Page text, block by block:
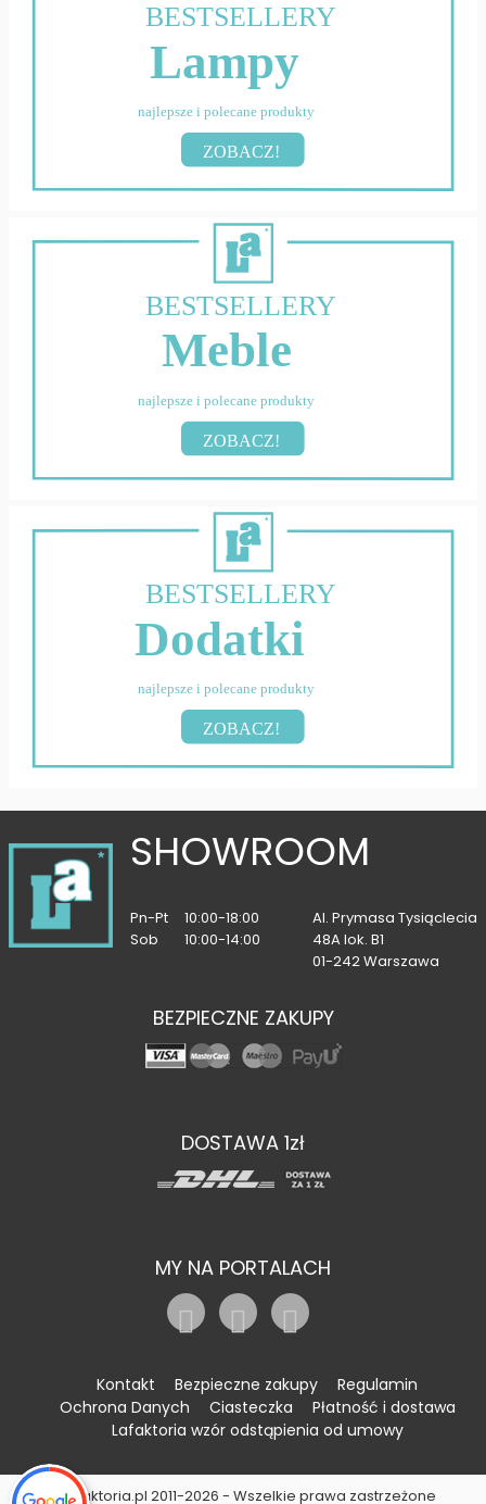
BESTSELLERY
Lampy
najlepsze i polecane produkty
ZOBACZ!
BESTSELLERY
Meble
najlepsze i polecane produkty
ZOBACZ!
BESTSELLERY
Dodatki
najlepsze i polecane produkty
ZOBACZ!
SHOWROOM
Pn-Pt
10:00-18:00
Sob
10:00-14:00
Al. Prymasa Tysiąclecia
48A lok. B1
01-242 Warszawa
BEZPIECZNE ZAKUPY
DOSTAWA 1zł
MY NA PORTALACH
Kontakt Bezpieczne zakupy
Regulamin
Ochrona Danych
Ciasteczka
Płatność i dostawa
Lafaktoria wzór odstąpienia od umowy
©Lafaktoria.pl 2011-2026 - Wszelkie prawa zastrzeżone